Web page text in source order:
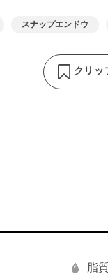
スナップエンドウ
クリッ
脂